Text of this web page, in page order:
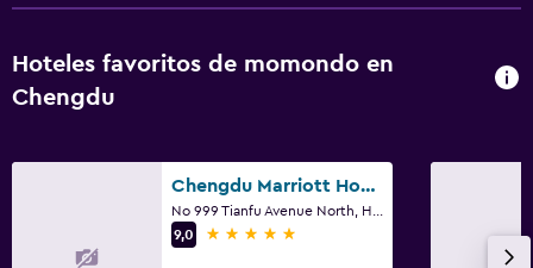
Hoteles favoritos de momondo en
Chengdu
Chengdu Marriott Hotel Financial Centre
9,0
5 estrellas